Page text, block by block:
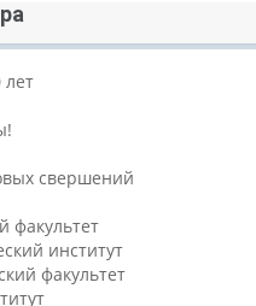
свершений
факультет
институт
факультет